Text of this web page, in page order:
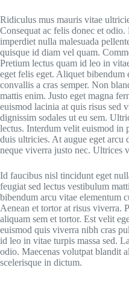
Ridiculus mus mauris vitae
Consequat ac felis donec et
imperdiet nulla malesuada
quisque id diam vel quam.
Pretium lectus quam id leo in
eget felis eget. Aliquet bibendum
convallis a cras semper. Non
mattis enim. Justo eget magna
euismod lacinia at quis risus sed
dignissim sodales ut eu sem.
lectus. Interdum velit euismod in
duis ultricies. At augue eget arcu
neque viverra justo nec. Ultrices
Id faucibus nisl tincidunt eget
feugiat sed lectus vestibulum
bibendum arcu vitae elementum
Aenean et tortor at risus viverra.
aliquam sem et tortor. Est velit
euismod quis viverra nibh cras
id leo in vitae turpis massa sed.
odio. Maecenas volutpat blandit
scelerisque in dictum.